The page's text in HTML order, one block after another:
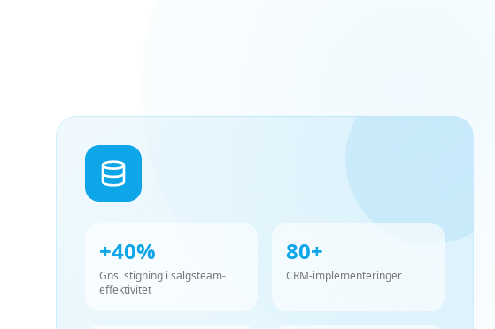
+40%
Gns. stigning i salgsteam-
effektivitet
80+
CRM-implementeringer